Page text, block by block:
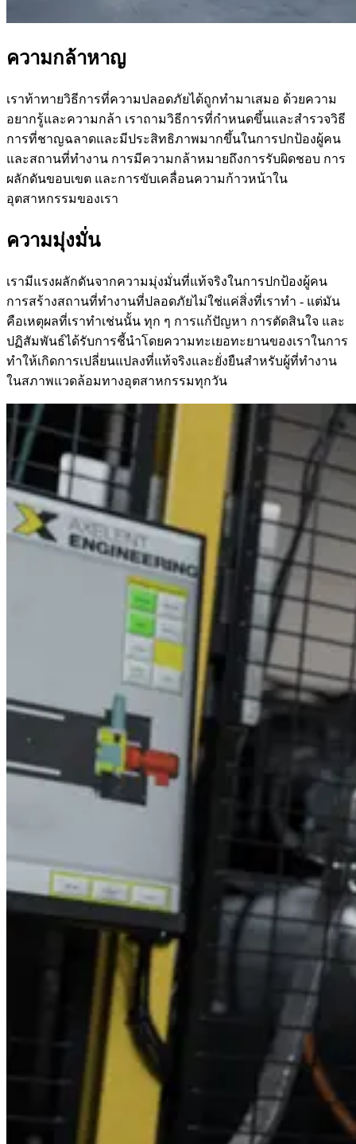
ความกล้าหาญ
เราท้าทายวิธีการที่ความปลอดภัยได้ถูกทำมาเสมอ ด้วยความ
อยากรู้และความกล้า เราถามวิธีการที่กำหนดขึ้นและสำรวจวิธี
การที่ชาญฉลาดและมีประสิทธิภาพมากขึ้นในการปกป้องผู้คน
และสถานที่ทำงาน การมีความกล้าหมายถึงการรับผิดชอบ การ
ผลักดันขอบเขต และการขับเคลื่อนความก้าวหน้าใน
อุตสาหกรรมของเรา
ความมุ่งมั่น
เรามีแรงผลักดันจากความมุ่งมั่นที่แท้จริงในการปกป้องผู้คน
การสร้างสถานที่ทำงานที่ปลอดภัยไม่ใช่แค่สิ่งที่เราทำ - แต่มัน
คือเหตุผลที่เราทำเช่นนั้น ทุก ๆ การแก้ปัญหา การตัดสินใจ และ
ปฏิสัมพันธ์ได้รับการชี้นำโดยความทะเยอทะยานของเราในการ
ทำให้เกิดการเปลี่ยนแปลงที่แท้จริงและยั่งยืนสำหรับผู้ที่ทำงาน
ในสภาพแวดล้อมทางอุตสาหกรรมทุกวัน